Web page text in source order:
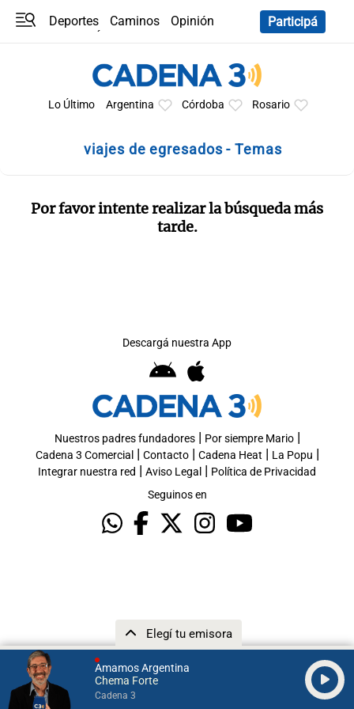
Amamos Argentina
Chema Forte
Cadena 3
Elegí tu emisora
Deportes Caminos
Opinión
Participá
Lo Último Argentina Córdoba Rosario
viajes de egresados - Temas
Por favor intente realizar la búsqueda más
tarde.
Descargá nuestra App
Nuestros padres fundadores| Por siempre Mario|
Cadena 3 Comercial | Contacto| Cadena Heat | La Popu |
Integrar nuestra red | Aviso Legal | Política de Privacidad
Seguinos en